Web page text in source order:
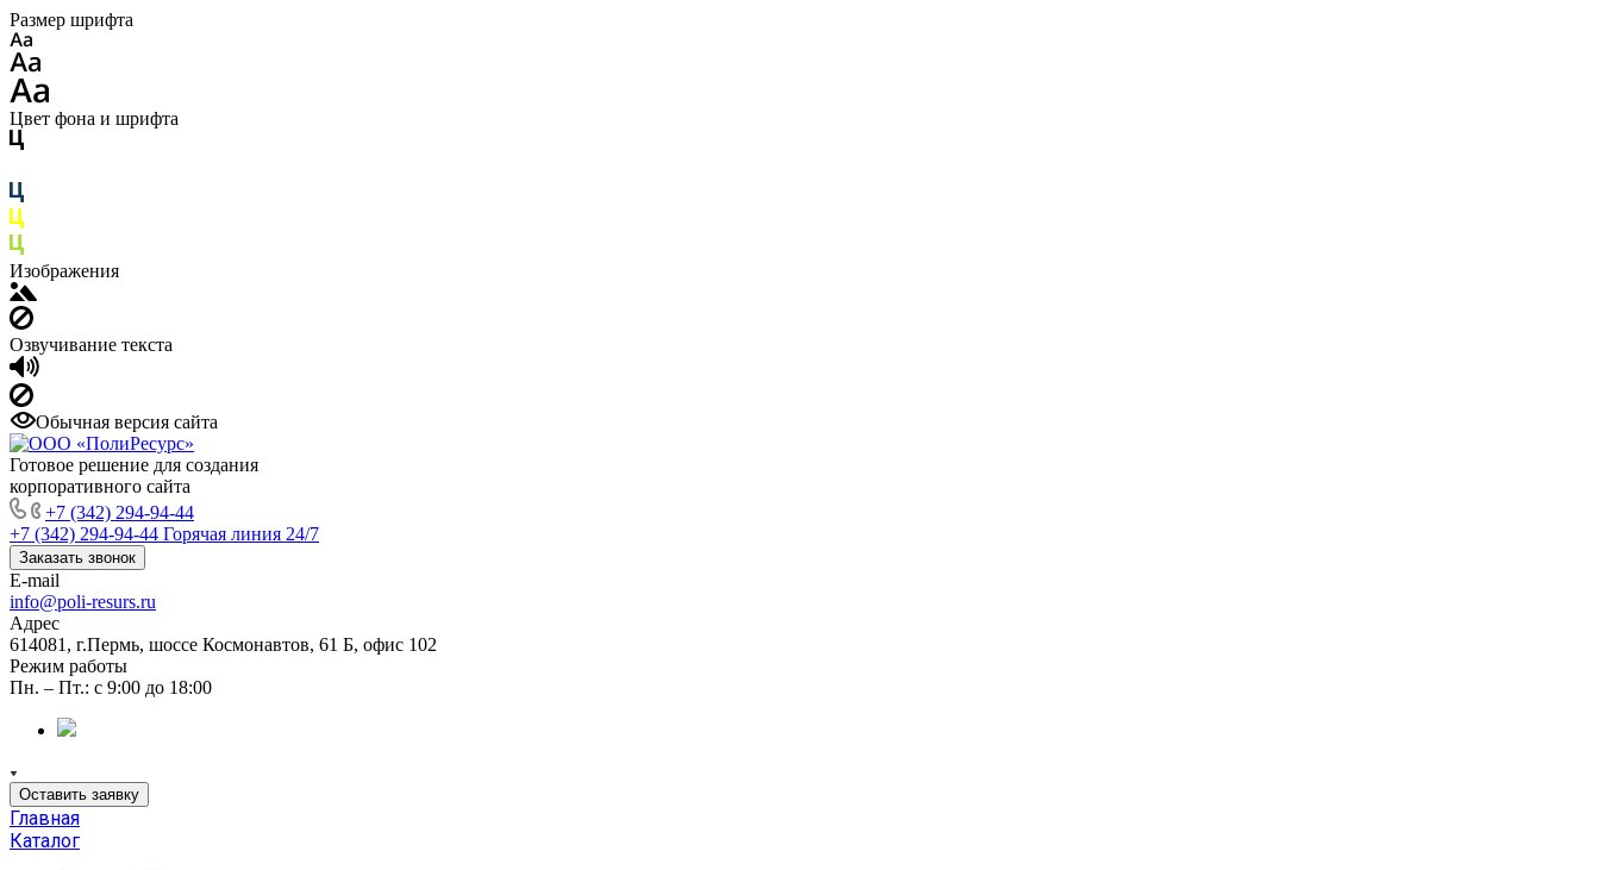
Размер шрифта
Цвет фона и шрифта
Изображения
Озвучивание текста
Обычная версия сайта
Готовое решение для создания
корпоративного сайта
+7 (342) 294-94-44
+7 (342) 294-94-44 Горячая линия 24/7
Заказать звонок
E-mail
info@poli-resurs.ru
Адрес
614081, г.Пермь, шоссе Космонавтов, 61 Б, офис 102
Режим работы
Пн. – Пт.: с 9:00 до 18:00
Оставить заявку
Главная
Каталог